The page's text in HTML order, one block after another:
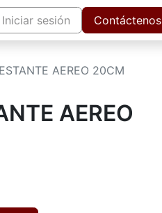
Iniciar sesión Contáctenos
AEREO 20CM
AEREO